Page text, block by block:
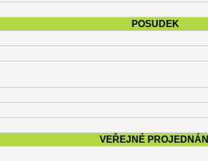
POSUDEK
VEŘEJNÉ PROJEDNÁNÍ